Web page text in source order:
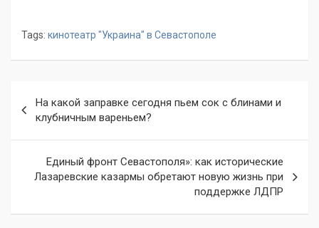
Tags: кинотеатр "Украина" в Севастополе
по
записям
На какой заправке сегодня пьем сок с блинами и
клубничным вареньем?
Единый фронт Севастополя»: как исторические
Лазаревские казармы обретают новую жизнь при
поддержке ЛДПР